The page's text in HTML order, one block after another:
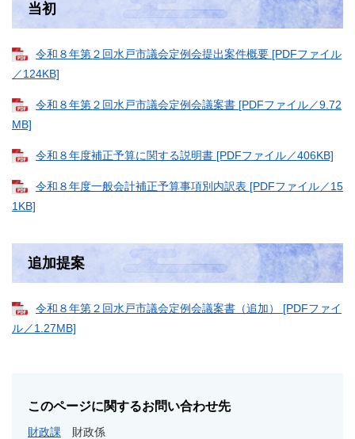
当初
令和８年第２回水戸市議会定例会提出案件概要 [PDFファイル
／124KB]
令和８年第２回水戸市議会定例会議案書 [PDFファイル／9.72
MB]
令和８年度補正予算に関する説明書 [PDFファイル／406KB]
令和８年度一般会計補正予算事項別内訳表 [PDFファイル／15
1KB]
追加提案
令和８年第２回水戸市議会定例会議案書（追加） [PDFファイ
ル／1.27MB]
このページに関するお問い合わせ先
財政課
財政係